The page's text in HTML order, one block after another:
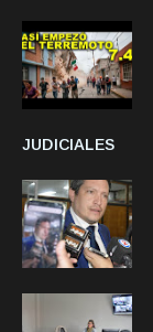
JUDICIALES